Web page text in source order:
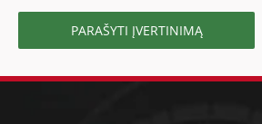
PARAŠYTI ĮVERTINIMĄ